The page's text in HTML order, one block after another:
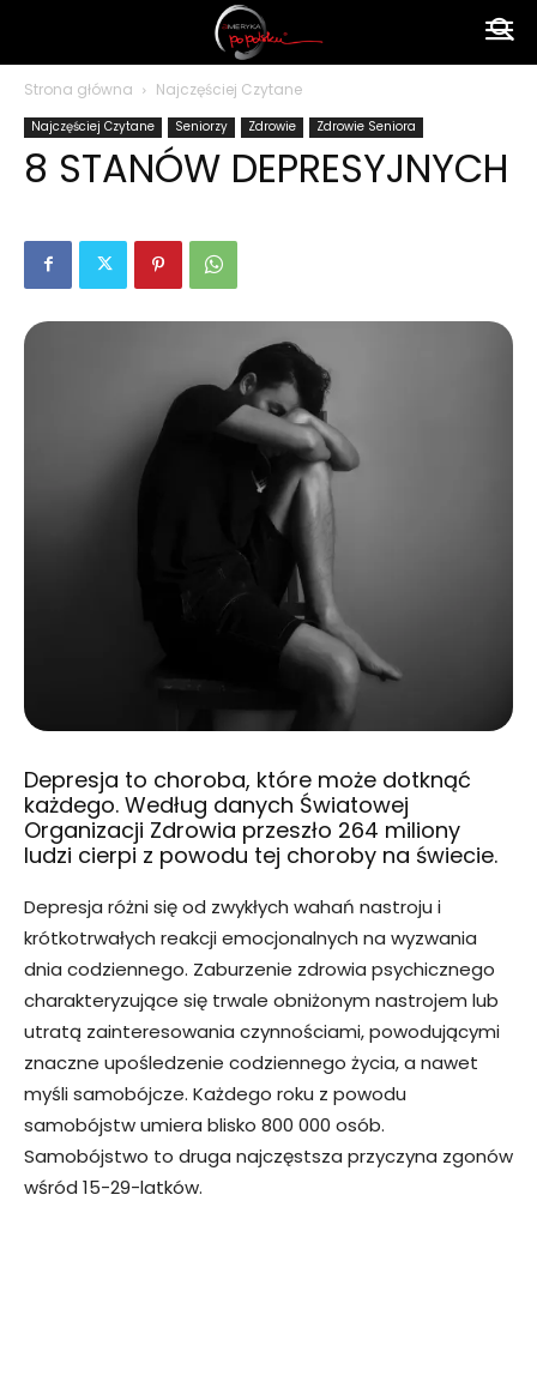
polsku
Strona główna Najczęściej Czytane
Najczęściej Czytane Seniorzy Zdrowie Zdrowie Seniora
8 STANÓW DEPRESYJNYCH
Depresja to choroba, które może dotknąć
każdego. Według danych Światowej
Organizacji Zdrowia przeszło 264 miliony
ludzi cierpi z powodu tej choroby na świecie.
Depresja różni się od zwykłych wahań nastroju i
krótkotrwałych reakcji emocjonalnych na wyzwania
dnia codziennego. Zaburzenie zdrowia psychicznego
charakteryzujące się trwale obniżonym nastrojem lub
utratą zainteresowania czynnościami, powodującymi
znaczne upośledzenie codziennego życia, a nawet
myśli samobójcze. Każdego roku z powodu
samobójstw umiera blisko 800 000 osób.
Samobójstwo to druga najczęstsza przyczyna zgonów
wśród 15-29-latków.